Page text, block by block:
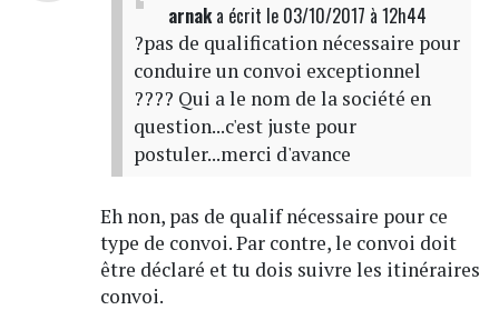
arnaka écrit le 03/10/2017 à 12h44
?pas de qualification nécessaire pour
conduire un convoi exceptionnel
???? Qui a le nom de la société en
question...c'est juste pour
postuler...merci d'avance
Eh non, pas de qualif nécessaire pour ce
type de convoi. Par contre, le convoi doit
être déclaré et tu dois suivre les itinéraires
convoi.